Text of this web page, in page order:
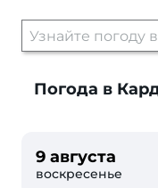
Погода в
9 августа
воскресенье